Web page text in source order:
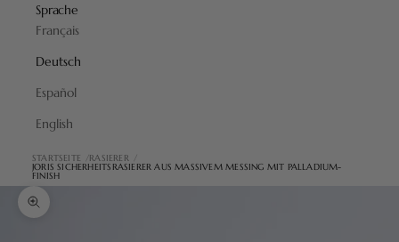
Sprache
Français
Deutsch
Español
English
STARTSEITE RASIERER
JORIS SICHERHEITSRASIERER AUS MASSIVEM MESSING MIT PALLADIUM-
FINISH
Bild vergrößern